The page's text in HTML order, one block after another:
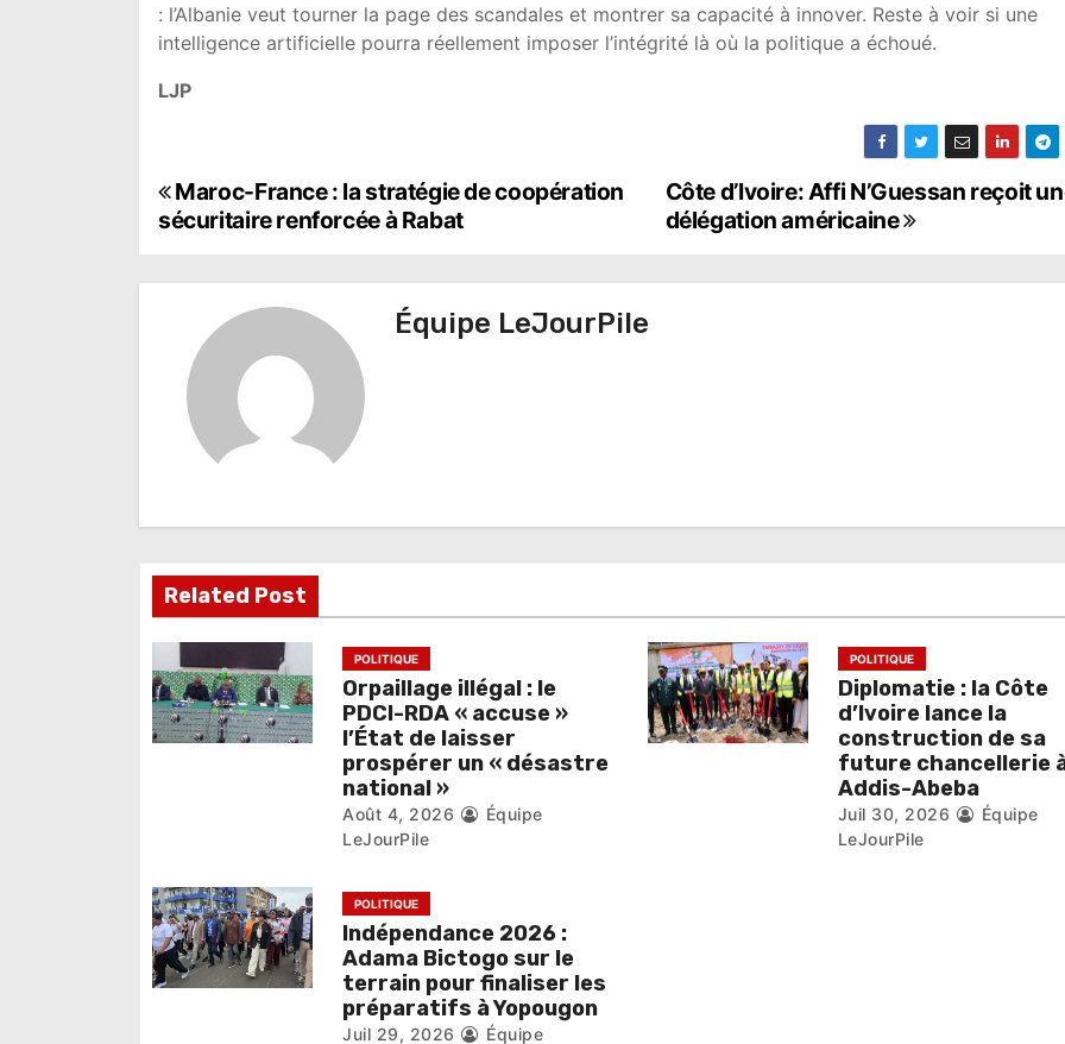
: l’Albanie veut tourner la page des scandales et montrer sa capacité à innover. Reste à voir si une
intelligence artificielle pourra réellement imposer l’intégrité là où la politique a échoué.
LJP
N
a
v
i
n
d
e
l
r
t
i
Côte d’Ivoire: Affi N’Guessan reçoit
délégation américaine
Maroc-France : la stratégie de coopération
sécuritaire renforcée à Rabat
Équipe LeJourPile
Related Post
POLITIQUE
Orpaillage illégal : le
PDCI-RDA « accuse »
l’État de laisser
prospérer un « désastre
national »
Août 4, 2026
Équipe
LeJourPile
POLITIQUE
Diplomatie : la Côte
d’Ivoire lance la
construction de sa
future chancellerie
Addis-Abeba
Juil 30, 2026
Équipe
LeJourPile
POLITIQUE
Indépendance 2026 :
Adama Bictogo sur le
terrain pour finaliser les
préparatifs à Yopougon
Juil 29, 2026
Équipe